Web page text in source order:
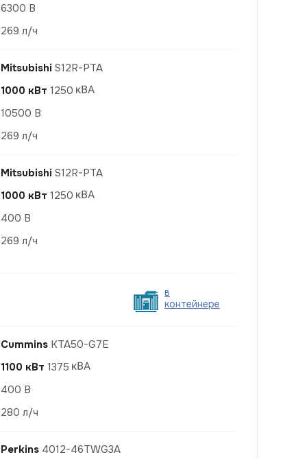
6300 В
269 л/ч
Mitsubishi S12R-PTA
1000 кВт 1250
10500 В
269 л/ч
Mitsubishi S12R-PTA
1000 кВт 1250
400 В
269 л/ч
в
контейнере
Cummins KTA50-G7E
1100 кВт 1375
400 В
280 л/ч
Perkins 4012-46TWG3A